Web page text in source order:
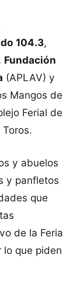
104.3,
Fundación
(APLAV) y
Mangos de
Ferial de
y abuelos
y panfletos
que
de la Feria
lo que piden